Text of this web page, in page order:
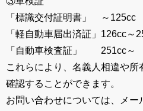
「標識交付証明書」 ～125cc
「軽自動車届出済証」126cc～
「自動車検査証」 251cc～
これらにより、名義人相違や所
確認することができます。
お問い合わせについては、メ